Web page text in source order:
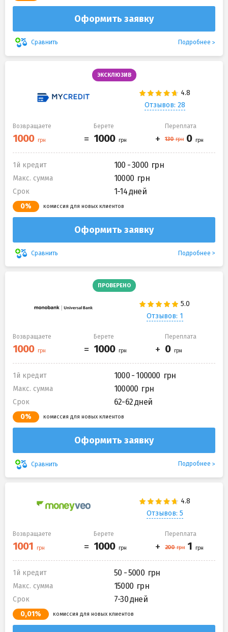
Оформить заявку
Сравнить Подробнее
ЭКСКЛЮЗИВ
Отзывов: 28
Возвращаете Берете Переплата
1й кредит 100 - 3000
Макс. сумма 10000
Срок 1-14 дней
0% комиссия для новых клиентов
Оформить заявку
Сравнить Подробнее
ПРОВЕРЕНО
Отзывов: 1
Возвращаете Берете Переплата
1й кредит 1000 - 100000
Макс. сумма 100000
Срок 62-62 дней
0% комиссия для новых клиентов
Оформить заявку
Сравнить Подробнее
Отзывов: 5
Возвращаете Берете Переплата
1й кредит 50 - 5000
Макс. сумма 15000
Срок 7-30 дней
0,01% комиссия для новых клиентов